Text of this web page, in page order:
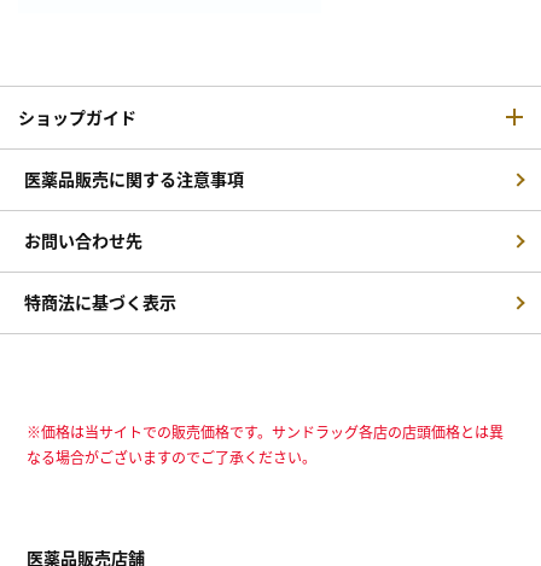
ショップガイド
医薬品販売に関する注意事項
お問い合わせ先
特商法に基づく表示
※価格は当サイトでの販売価格です。サンドラッグ各店の店頭価格とは異
なる場合がございますのでご了承ください。
医薬品販売店舗